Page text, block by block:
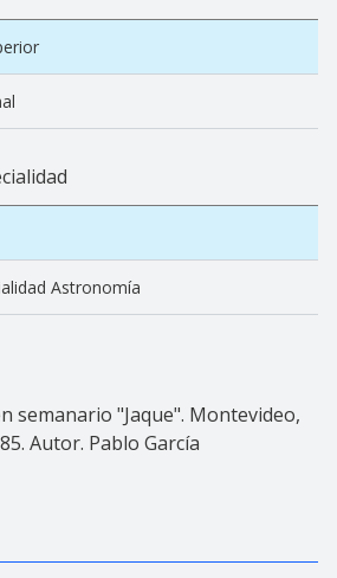
Astronomía
semanario "Jaque". Montevideo,
Autor. Pablo García